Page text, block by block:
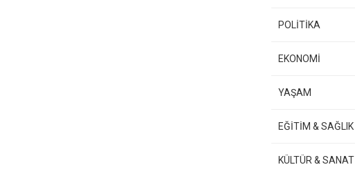
POLİTİKA
EKONOMİ
YAŞAM
EĞİTİM & SAĞLIK
KÜLTÜR & SANAT